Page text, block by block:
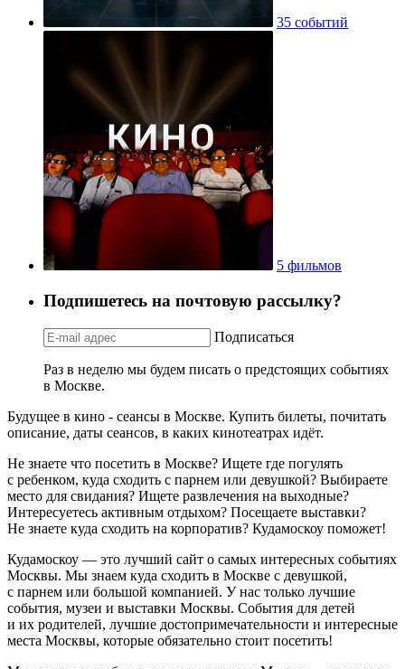
35 событий
5 фильмов
Подпишетесь на почтовую рассылку?
Подписаться
Раз в неделю мы будем писать о предстоящих событиях
в Москве.
Будущее в кино - сеансы в Москве. Купить билеты, почитать
описание, даты сеансов, в каких кинотеатрах идёт.
Не знаете что посетить в Москве? Ищете где погулять
с ребенком, куда сходить с парнем или девушкой? Выбираете
место для свидания? Ищете развлечения на выходные?
Интересуетесь активным отдыхом? Посещаете выставки?
Не знаете куда сходить на корпоратив? Кудамоскоу поможет!
Кудамоскоу — это лучший сайт о самых интересных событиях
Москвы. Мы знаем куда сходить в Москве с девушкой,
с парнем или большой компанией. У нас только лучшие
события, музеи и выставки Москвы. События для детей
и их родителей, лучшие достопримечательности и интересные
места Москвы, которые обязательно стоит посетить!